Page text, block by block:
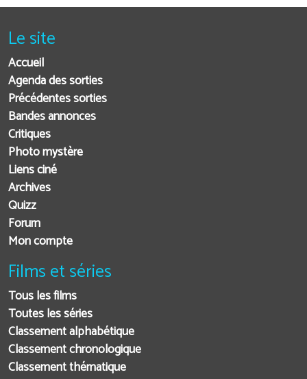
Le site
Accueil
Agenda des sorties
Précédentes sorties
Bandes annonces
Critiques
Photo mystère
Liens ciné
Archives
Quizz
Forum
Mon compte
Films et séries
Tous les films
Toutes les séries
Classement alphabétique
Classement chronologique
Classement thématique